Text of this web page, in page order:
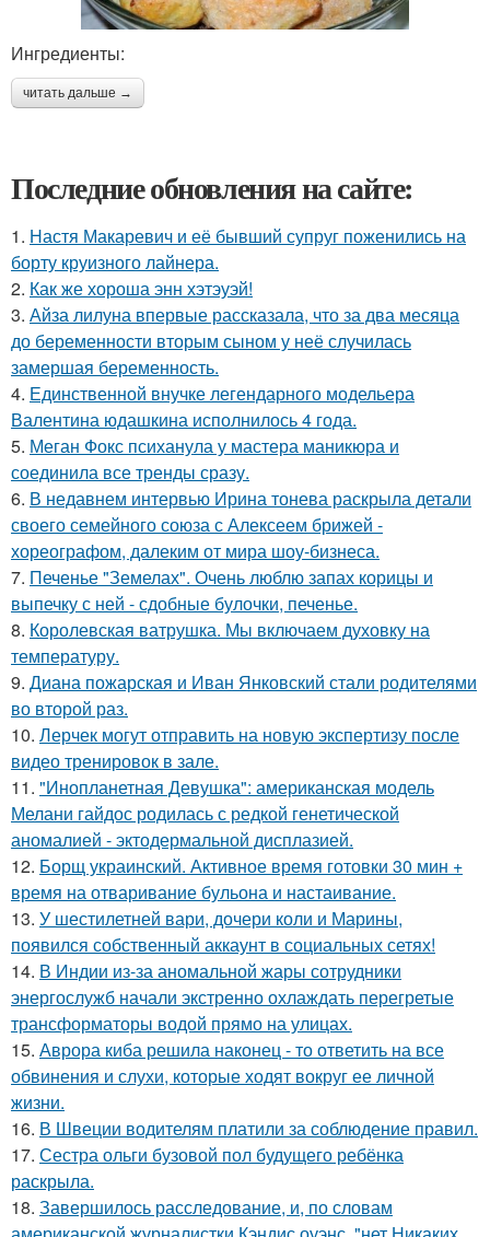
Ингредиенты:
читать дальше →
Последние обновления на сайте:
1. Настя Макаревич и её бывший супруг поженились на
борту круизного лайнера.
2. Как же хороша энн хэтэуэй!
3. Айза лилуна впервые рассказала, что за два месяца
до беременности вторым сыном у неё случилась
замершая беременность.
4. Единственной внучке легендарного модельера
Валентина юдашкина исполнилось 4 года.
5. Меган Фокс психанула у мастера маникюра и
соединила все тренды сразу.
6. В недавнем интервью Ирина тонева раскрыла детали
своего семейного союза с Алексеем брижей -
хореографом, далеким от мира шоу-бизнеса.
7. Печенье "Земелах". Очень люблю запах корицы и
выпечку с ней - сдобные булочки, печенье.
8. Королевская ватрушка. Мы включаем духовку на
температуру.
9. Диана пожарская и Иван Янковский стали родителями
во второй раз.
10. Лерчек могут отправить на новую экспертизу после
видео тренировок в зале.
11. "Инопланетная Девушка": американская модель
Мелани гайдос родилась с редкой генетической
аномалией - эктодермальной дисплазией.
12. Борщ украинский. Активное время готовки 30 мин +
время на отваривание бульона и настаивание.
13. У шестилетней вари, дочери коли и Марины,
появился собственный аккаунт в социальных сетях!
14. В Индии из-за аномальной жары сотрудники
энергослужб начали экстренно охлаждать перегретые
трансформаторы водой прямо на улицах.
15. Аврора киба решила наконец - то ответить на все
обвинения и слухи, которые ходят вокруг ее личной
жизни.
16. В Швеции водителям платили за соблюдение правил.
17. Сестра ольги бузовой пол будущего ребёнка
раскрыла.
18. Завершилось расследование, и, по словам